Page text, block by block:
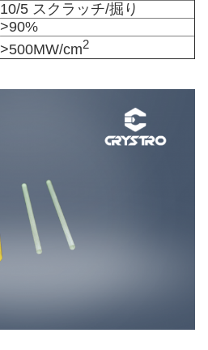
10/5 スクラッチ/掘り
>90%
>500MW/cm2